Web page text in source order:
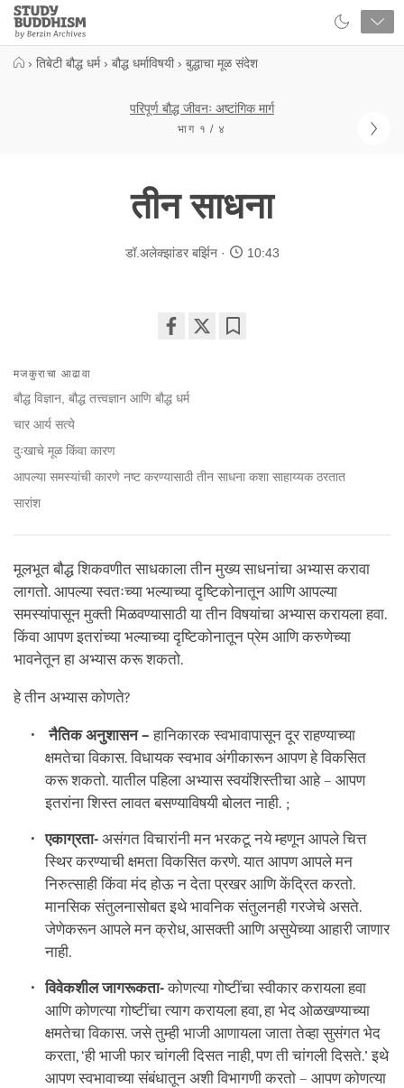
Close
Study
Buddhism
Home
› तिबेटी बौद्ध धर्म › बौद्ध धर्माविषयी › बुद्धाचा मूळ संदेश
परिपूर्ण बौद्ध जीवनः अष्टांगिक मार्ग
भाग १ / ४
तीन साधना
डॉ.अलेक्झांडर बर्झिन 10:43
facebook
मजकुराचा आढावा
बौद्ध विज्ञान, बौद्ध तत्त्वज्ञान आणि बौद्ध धर्म
चार आर्य सत्ये
दुःखाचे मूळ किंवा कारण
आपल्या समस्यांची कारणे नष्ट करण्यासाठी तीन साधना कशा साहाय्यक ठरतात
सारांश
मूलभूत बौद्ध शिकवणीत साधकाला तीन मुख्य साधनांचा अभ्यास करावा
लागतो. आपल्या स्वतःच्या भल्याच्या दृष्टिकोनातून आणि आपल्या
समस्यांपासून मुक्ती मिळवण्यासाठी या तीन विषयांचा अभ्यास करायला हवा.
किंवा आपण इतरांच्या भल्याच्या दृष्टिकोनातून प्रेम आणि करुणेच्या
भावनेतून हा अभ्यास करू शकतो.
हे तीन अभ्यास कोणते?
नैतिक अनुशासन –हानिकारक स्वभावापासून दूर राहण्याच्या
क्षमतेचा विकास. विधायक स्वभाव अंगीकारून आपण हे विकसित
करू शकतो. यातील पहिला अभ्यास स्वयंशिस्तीचा आहे – आपण
इतरांना शिस्त लावत बसण्याविषयी बोलत नाही. ;
एकाग्रता-असंगत विचारांनी मन भरकटू नये म्हणून आपले चित्त
स्थिर करण्याची क्षमता विकसित करणे. यात आपण आपले मन
निरुत्साही किंवा मंद होऊ न देता प्रखर आणि केंद्रित करतो.
मानसिक संतुलनासोबत इथे भावनिक संतुलनही गरजेचे असते.
जेणेकरून आपले मन क्रोध, आसक्ती आणि असुयेच्या आहारी जाणार
नाही.
विवेकशील जागरूकता-कोणत्या गोष्टींचा स्वीकार करायला हवा
आणि कोणत्या गोष्टींचा त्याग करायला हवा, हा भेद ओळखण्याच्या
क्षमतेचा विकास. जसे तुम्ही भाजी आणायला जाता तेव्हा सुसंगत भेद
करता, ‘ही भाजी फार चांगली दिसत नाही, पण ती चांगली दिसते.’ इथे
आपण स्वभावाच्या संबंधातून अशी विभागणी करतो – आपण कोणत्या